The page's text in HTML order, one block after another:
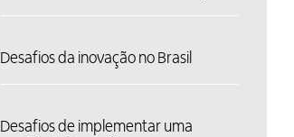
Desafios da inovação no Brasil
Desafios de implementar uma